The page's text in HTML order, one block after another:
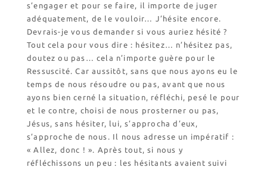
Contact Boutique
Contact Biscuiterie
s’engager et pour se faire, il importe de juger
adéquatement, de le vouloir… J’hésite encore.
Devrais-je vous demander si vous auriez hésité ?
Tout cela pour vous dire : hésitez… n’hésitez pas,
doutez ou pas… cela n’importe guère pour le
Ressuscité. Car aussitôt, sans que nous ayons eu le
temps de nous résoudre ou pas, avant que nous
ayons bien cerné la situation, réfléchi, pesé le pour
et le contre, choisi de nous prosterner ou pas,
Jésus, sans hésiter, lui, s’approcha d’eux,
s’approche de nous. Il nous adresse un impératif :
« Allez, donc ! ». Après tout, si nous y
réfléchissons un peu : les hésitants avaient suivi